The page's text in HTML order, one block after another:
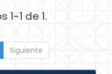
1-1 de 1.
Siguiente